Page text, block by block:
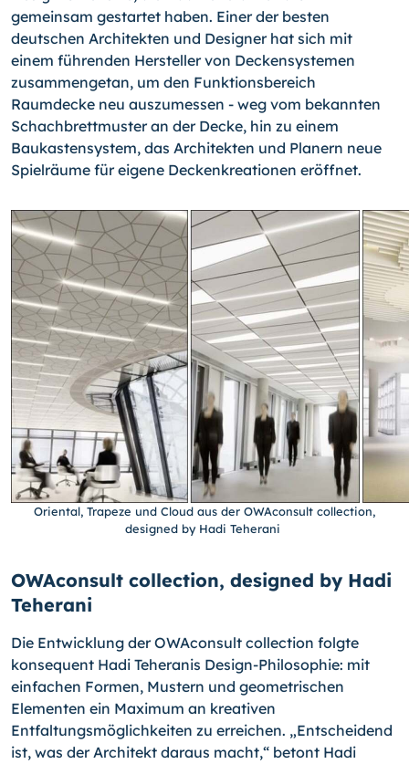
gemeinsam gestartet haben. Einer der besten
deutschen Architekten und Designer hat sich mit
einem füh­renden Hersteller von Deckensystemen
zusammengetan, um den Funktionsbereich
Raumdecke neu auszumessen - weg vom bekannten
Schachbrettmuster an der Decke, hin zu einem
Baukastensystem, das Architekten und Planern neue
Spielräume für eige­ne Deckenkreationen eröffnet.
Oriental, Trapeze und Cloud aus der OWAconsult collection,
designed by Hadi Teherani
OWAconsult collection, designed by Hadi
Teherani
Die Entwicklung der OWAconsult collection folgte
konsequent Hadi Teheranis Design-Philosophie: mit
einfachen Formen, Mustern und geometrischen
Elementen ein Maxi­mum an kreativen
Entfaltungsmöglichkeiten zu erreichen. „Entscheidend
ist, was der Architekt daraus macht,“ betont Hadi